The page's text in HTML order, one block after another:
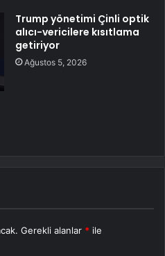
Trump yönetimi Çinli optik
alıcı-vericilere kısıtlama
getiriyor
Ağustos 5, 2026
Gerekli alanlar * ile